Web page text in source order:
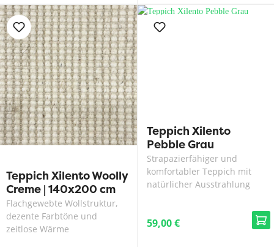
Teppich Xilento Woolly
Creme | 140x200 cm
Flachgewebte Wollstruktur,
dezente Farbtöne und
zeitlose Wärme
Teppich Xilento
Pebble Grau
Strapazierfähiger und
komfortabler Teppich mit
natürlicher Ausstrahlung
59,00 €